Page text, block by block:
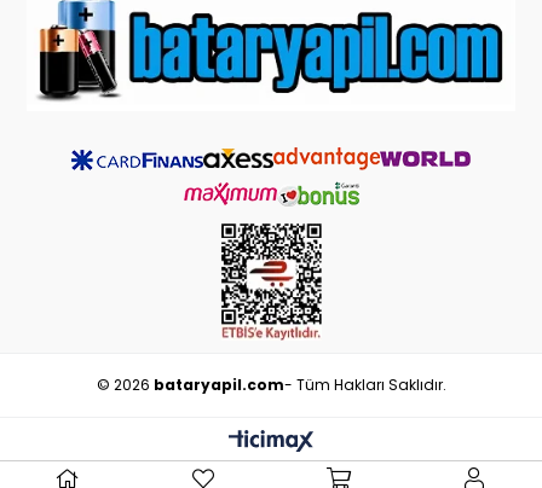
© 2026 bataryapil.com- Tüm Hakları Saklıdır.